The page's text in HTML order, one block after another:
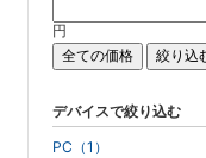
円
デバイスで絞り込む
PC（1）